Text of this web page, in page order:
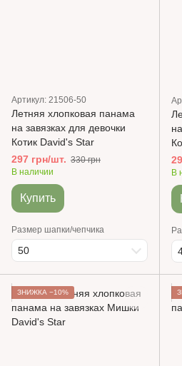
Артикул: 21506-50
Летняя хлопковая панама
на завязках для девочки
Котик David's Star
297 грн/шт. 330 грн
В наличии
Купить
Размер шапки/чепчика
50
В
ЗНИЖКА −10%